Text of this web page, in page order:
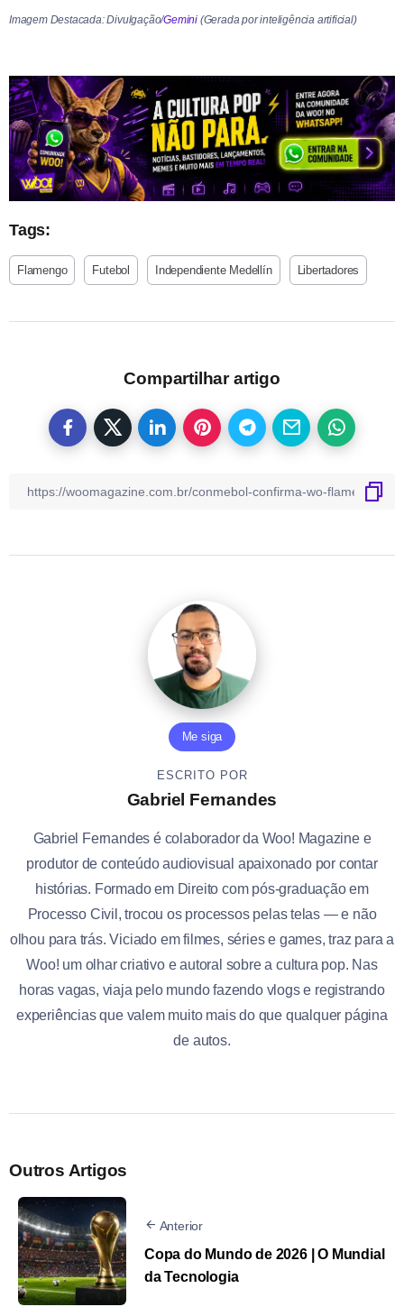
Imagem Destacada: Divulgação/Gemini (Gerada por inteligência artificial)
Tags:
Flamengo Futebol Independiente Medellín Libertadores
Compartilhar artigo
Me siga
ESCRITO POR
Gabriel Fernandes
Gabriel Fernandes é colaborador da Woo! Magazine e
produtor de conteúdo audiovisual apaixonado por contar
histórias. Formado em Direito com pós-graduação em
Processo Civil, trocou os processos pelas telas — e não
olhou para trás. Viciado em filmes, séries e games, traz para a
Woo! um olhar criativo e autoral sobre a cultura pop. Nas
horas vagas, viaja pelo mundo fazendo vlogs e registrando
experiências que valem muito mais do que qualquer página
de autos.
Outros Artigos
Anterior
Copa do Mundo de 2026 | O Mundial
da Tecnologia